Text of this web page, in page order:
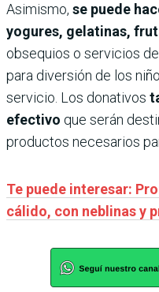
Asimismo, se puede
yogures, gelatinas,
obsequios o servicios
para diversión de los
servicio. Los donativos
efectivo que serán
productos necesarios
Te puede interesar:
cálido, con neblinas y